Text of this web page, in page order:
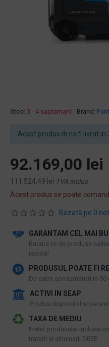
Stoc: 3 - 4 saptamani Brand:
Acest produs iti va fi livrat in
Bazată pe 0
92.169,00 lei
111.524,49 lei TVA inclus
Acest produs se poate
GARANTAM CEL MAI
​Bucura-te de produse
rapida!
PRODUSUL POATE FI
De catre consumatori in
ACTIVI IN SEAP
Produs disponibil si pe
TAXA DE MEDIU
Pretul produsului include
tratarii si eliminarii DEEE.